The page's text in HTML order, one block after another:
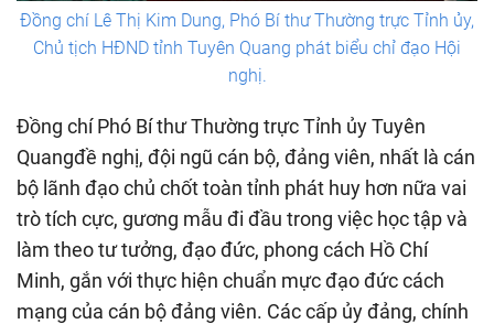
Đồng chí Lê Thị Kim Dung, Phó Bí thư Thường trực Tỉnh ủy,
Chủ tịch HĐND tỉnh Tuyên Quang phát biểu chỉ đạo Hội
nghị.
Đồng chí Phó Bí thư Thường trực Tỉnh ủy Tuyên
Quangđề nghị, đội ngũ cán bộ, đảng viên, nhất là cán
bộ lãnh đạo chủ chốt toàn tỉnh phát huy hơn nữa vai
trò tích cực, gương mẫu đi đầu trong việc học tập và
làm theo tư tưởng, đạo đức, phong cách Hồ Chí
Minh, gắn với thực hiện chuẩn mực đạo đức cách
mạng của cán bộ đảng viên. Các cấp ủy đảng, chính